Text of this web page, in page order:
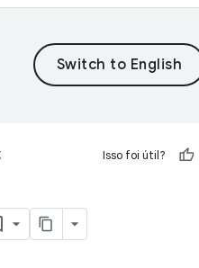
Isso foi útil?